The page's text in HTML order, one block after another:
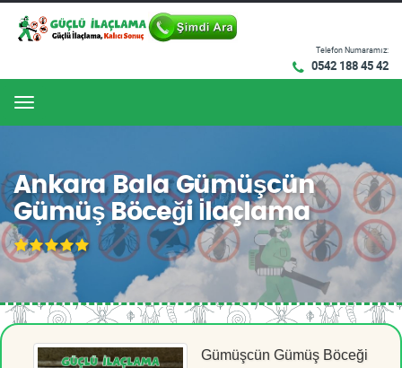
Telefon Numaramız:
0542 188 45 42
Menu
Ankara Bala Gümüşcün
Gümüş Böceği İlaçlama
Gümüşcün Gümüş Böceği